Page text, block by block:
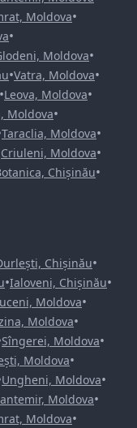
Moldova•
•
Moldova•
•Vatra, Moldova•
•Leova, Moldova•
Moldova•
Taraclia, Moldova•
Criuleni, Moldova•
Chișinău•
Chișinău•
•Ialoveni, Chișinău•
Moldova•
Moldova•
Sîngerei, Moldova•
Moldova•
Ungheni, Moldova•
Moldova•
Moldova•